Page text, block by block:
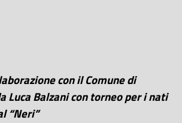
con il Comune di
Luca Balzani con torneo per i nati
“Neri”